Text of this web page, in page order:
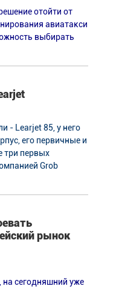
отойти от
авиатакси
выбирать
- Learjet 85, у него
его первичные и
три первых
Grob
рынок
сегодняшний уже